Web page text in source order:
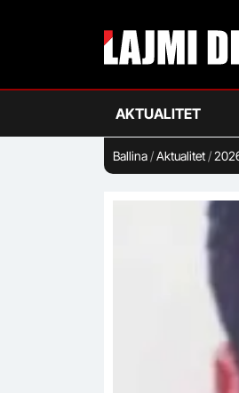
AKTUALITET
Ballina/Aktualitet/